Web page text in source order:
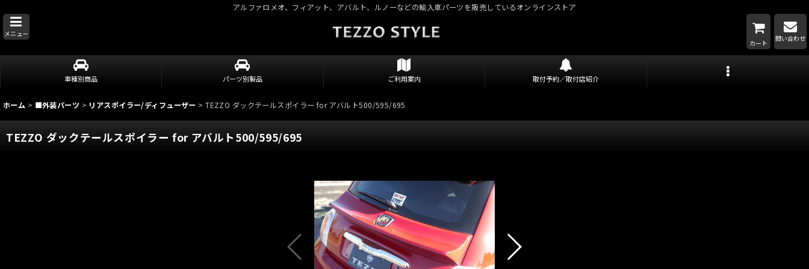
アルファロメオ、フィアット、アバルト、ルノーなどの輸入車パーツを販売しているオンラインストア
メニュー
カート
問い合わせ
車種別商品 パーツ別製品 ご利用案内 取付予約／取付店紹介
ホーム > ■外装パーツ > リアスポイラー/ディフューザー > TEZZO ダックテールスポイラー for アバルト500/595/695
TEZZO ダックテールスポイラー for アバルト500/595/695